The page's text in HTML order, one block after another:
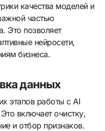
качества моделей и
частью
Это позволяет
нейросети,
бизнеса.
данных
этапов работы с AI
включает очистку,
и отбор признаков.